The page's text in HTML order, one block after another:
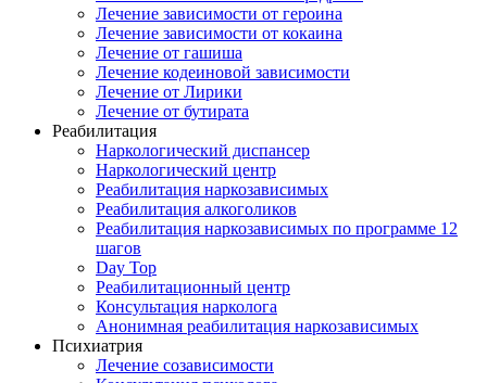
Лечение зависимости от героина
Лечение зависимости от кокаина
Лечение от гашиша
Лечение кодеиновой зависимости
Лечение от Лирики
Лечение от бутирата
Реабилитация
Наркологический диспансер
Наркологический центр
Реабилитация наркозависимых
Реабилитация алкоголиков
Реабилитация наркозависимых по программе 12
шагов
Day Top
Реабилитационный центр
Консультация нарколога
Анонимная реабилитация наркозависимых
Психиатрия
Лечение созависимости